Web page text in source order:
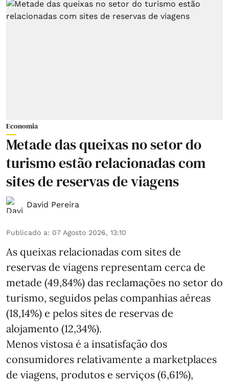
Economia
Metade das queixas no setor do
turismo estão relacionadas com
sites de reservas de viagens
David Pereira
Publicado a: 07 Agosto 2026, 13:10
As queixas relacionadas com sites de
reservas de viagens representam cerca de
metade (49,84%) das reclamações no setor do
turismo, seguidos pelas companhias aéreas
(18,14%) e pelos sites de reservas de
alojamento (12,34%).
Menos vistosa é a insatisfação dos
consumidores relativamente a marketplaces
de viagens, produtos e serviços (6,61%),